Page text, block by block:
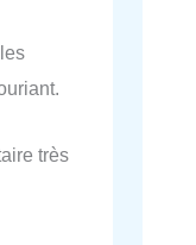
très